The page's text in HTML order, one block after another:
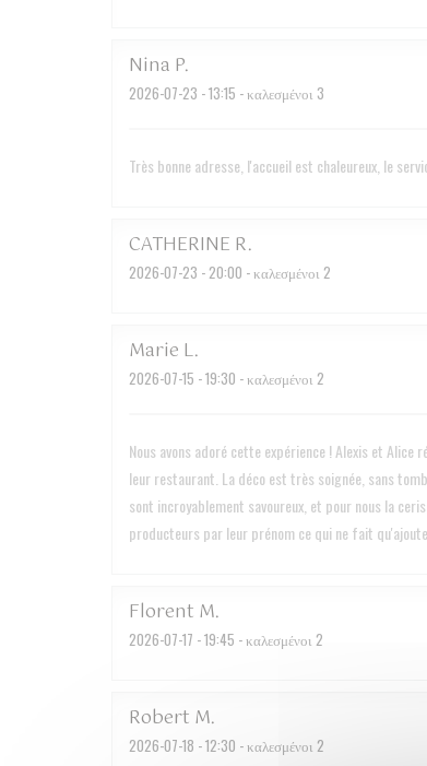
Nina P
2026-07-23 - 13:15 - καλεσμένοι 3
Très bonne adresse, l'accueil est chaleureux, le
CATHERINE R
2026-07-23 - 20:00 - καλεσμένοι 2
Marie L
2026-07-15 - 19:30 - καλεσμένοι 2
Nous avons adoré cette expérience ! Alexis et
leur restaurant. La déco est très soignée, sans
sont incroyablement savoureux, et pour nous la
producteurs par leur prénom ce qui ne fait
Florent M
2026-07-17 - 19:45 - καλεσμένοι 2
Robert M
2026-07-18 - 12:30 - καλεσμένοι 2